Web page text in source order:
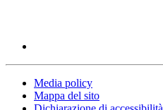
Media policy
Mappa del sito